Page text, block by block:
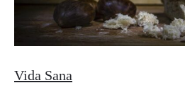
Vida Sana